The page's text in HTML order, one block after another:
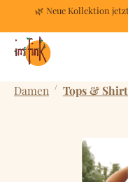
Zum Hauptinhalt
🌿 Neue Kollektion
Damen / Tops &
Bildergalerie